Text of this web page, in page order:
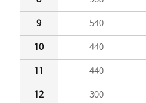
9 540
10 440
11 440
12 300